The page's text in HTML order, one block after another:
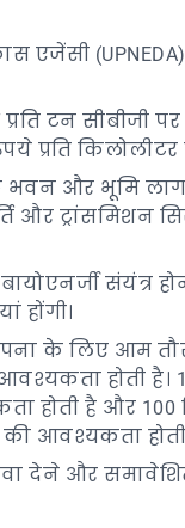
एजेंसी
टन सीबीजी
किलोलीटर
भवन और भूमि
और ट्रांसमिशन
संयंत्र
होंगी।
के लिए आम
होती है।
है और 100
आवश्यकता होती
देने और